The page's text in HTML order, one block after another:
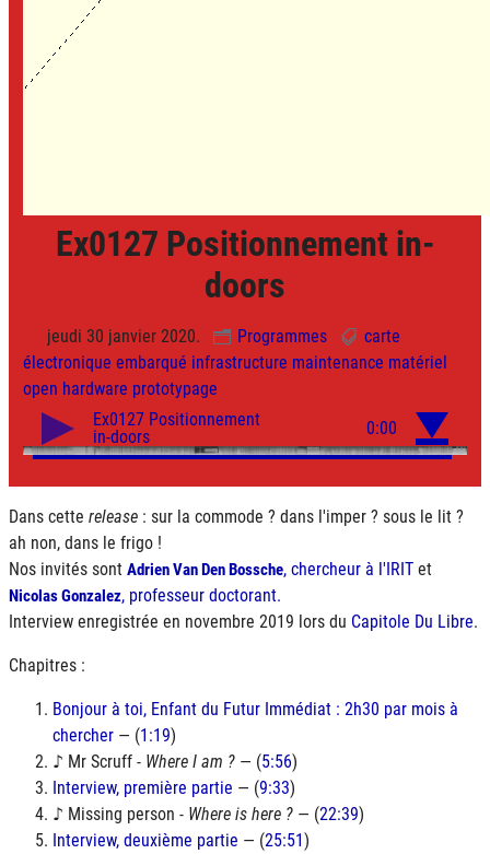
Ex0127 Positionnement in-
doors
jeudi 30 janvier 2020. Programmes
carte
électronique embarqué infrastructure maintenance matériel
open hardware prototypage
Dans cette release : sur la commode ? dans l'imper ? sous le lit ?
ah non, dans le frigo !
Nos invités sont Adrien Van Den Bossche, chercheur à l'IRIT et
Nicolas Gonzalez, professeur doctorant.
Interview enregistrée en novembre 2019 lors du Capitole Du Libre.
Chapitres :
Bonjour à toi, Enfant du Futur Immédiat : 2h30 par mois à
chercher — (1:19)
♪ Mr Scruff - Where I am ? — (5:56)
Interview, première partie — (9:33)
♪ Missing person - Where is here ? — (22:39)
Interview, deuxième partie — (25:51)